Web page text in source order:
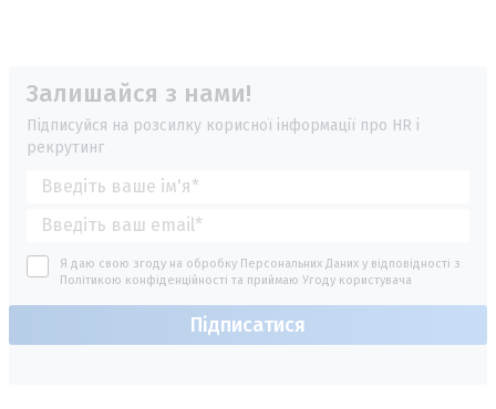
Залишайся з нами!
Підписуйся на розсилку корисної інформації про HR і
рекрутинг
Я даю свою згоду на обробку Персональних Даних у відповідності з
Політикою конфіденційності та приймаю Угоду користувача